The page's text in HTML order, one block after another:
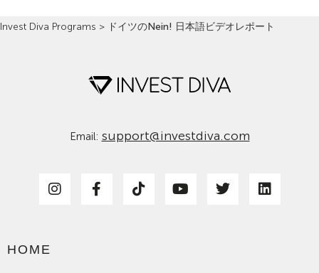
Invest Diva Programs > ドイツのNein! 日本語ビデオレポート
Email: support@investdiva.com
HOME